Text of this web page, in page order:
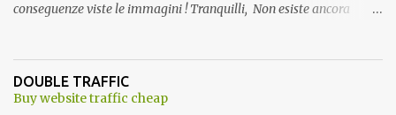
conseguenze viste le immagini ! Tranquilli, Non esiste ancora
ancora una fantasia Nato o forse una "False Flag", per provocare
una guerra mondiale che difficilmente da menti sane, potrebbe
DOUBLE TRAFFIC
Buy website traffic cheap